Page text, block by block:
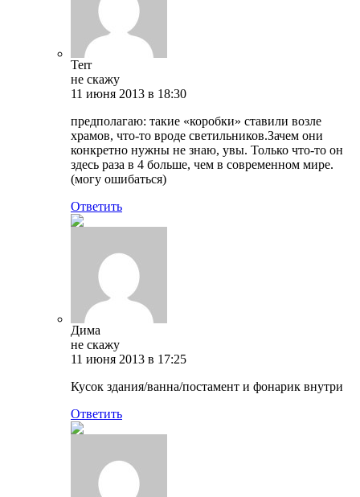
Terr
не скажу
11 июня 2013 в 18:30
предполагаю: такие «коробки» ставили возле
храмов, что-то вроде светильников.Зачем они
конкретно нужны не знаю, увы. Только что-то он
здесь раза в 4 больше, чем в современном мире.
(могу ошибаться)
Ответить
Дима
не скажу
11 июня 2013 в 17:25
Кусок здания/ванна/постамент и фонарик внутри
Ответить